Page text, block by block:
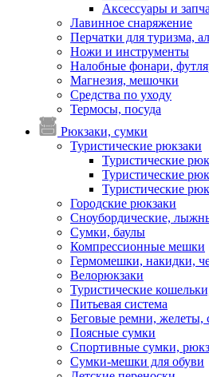
Аксессуары и
Лавинное снаряжение
Перчатки для туризма,
Ножи и инструменты
Налобные фонари,
Магнезия, мешочки
Средства по уходу
Термосы, посуда
Рюкзаки, сумки
Туристические рюкзаки
Туристические
Туристические
Туристические
Городские рюкзаки
Сноубордические,
Сумки, баулы
Компрессионные мешки
Гермомешки, накидки,
Велорюкзаки
Туристические
Питьевая система
Беговые ремни, желеты,
Поясные сумки
Спортивные сумки,
Сумки-мешки для обуви